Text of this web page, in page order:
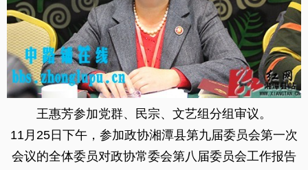
王惠芳参加党群、民宗、文艺组分组审议。
11月25日下午，参加政协湘潭县第九届委员会第一次
会议的全体委员对政协常委会第八届委员会工作报告